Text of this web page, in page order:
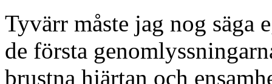
Tyvärr måste jag nog
de första
brustna hjärtan och